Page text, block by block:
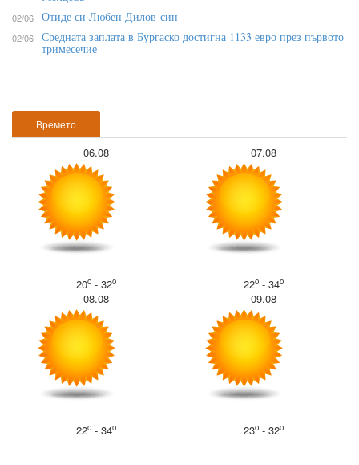
Времето
06.08
20o- 32o
07.08
22o- 34o
08.08
22o- 34o
09.08
23o- 32o
02/06 Отиде си Любен Дилов-син
02/06 Средната заплата в Бургаско достигна 1133 евро през първото
тримесечие